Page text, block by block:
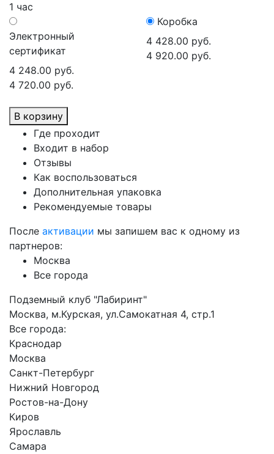
1 час
Электронный
сертификат
4 248.00 руб.
4 720.00 руб.
Коробка
4 428.00 руб.
4 920.00 руб.
В корзину
Где проходит
Входит в набор
Отзывы
Как воспользоваться
Дополнительная упаковка
Рекомендуемые товары
После активации мы запишем вас к одному из
партнеров:
Москва
Все города
Подземный клуб "Лабиринт"
Москва, м.Курская, ул.Самокатная 4, стр.1
Все города:
Краснодар
Москва
Санкт-Петербург
Нижний Новгород
Ростов-на-Дону
Киров
Ярославль
Самара